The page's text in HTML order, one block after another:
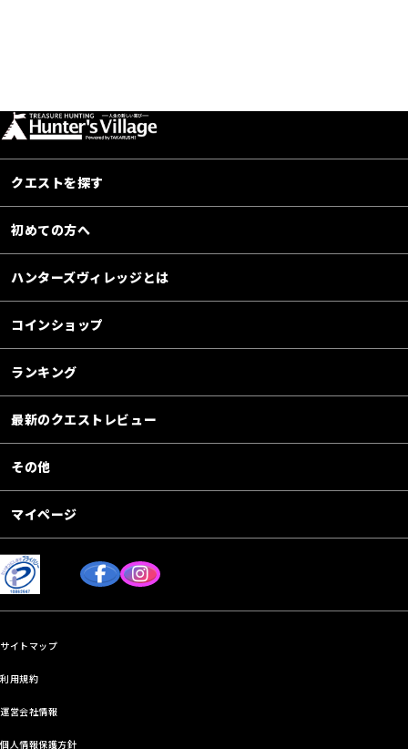
クエストを探す
初めての方へ
ハンターズヴィレッジとは
コインショップ
ランキング
最新のクエストレビュー
その他
マイページ
サイトマップ
利用規約
運営会社情報
個人情報保護方針